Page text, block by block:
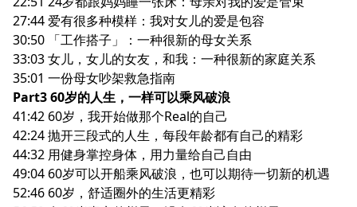
27:44 爱有很多种模样：我对女儿的爱是包容
30:50 「工作搭子」：一种很新的母女关系
33:03 女儿，女儿的女友，和我：一种很新的家庭关系
35:01 一份母女吵架救急指南
Part3 60岁的人生，一样可以乘风破浪
41:42 60岁，我开始做那个Real的自己
42:24 抛开三段式的人生，每段年龄都有自己的精彩
44:32 用健身掌控身体，用力量给自己自由
49:04 60岁可以开船乘风破浪，也可以期待一切新的机遇
52:46 60岁，舒适圈外的生活更精彩